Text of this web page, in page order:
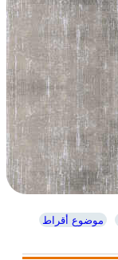
موضوع أقراط